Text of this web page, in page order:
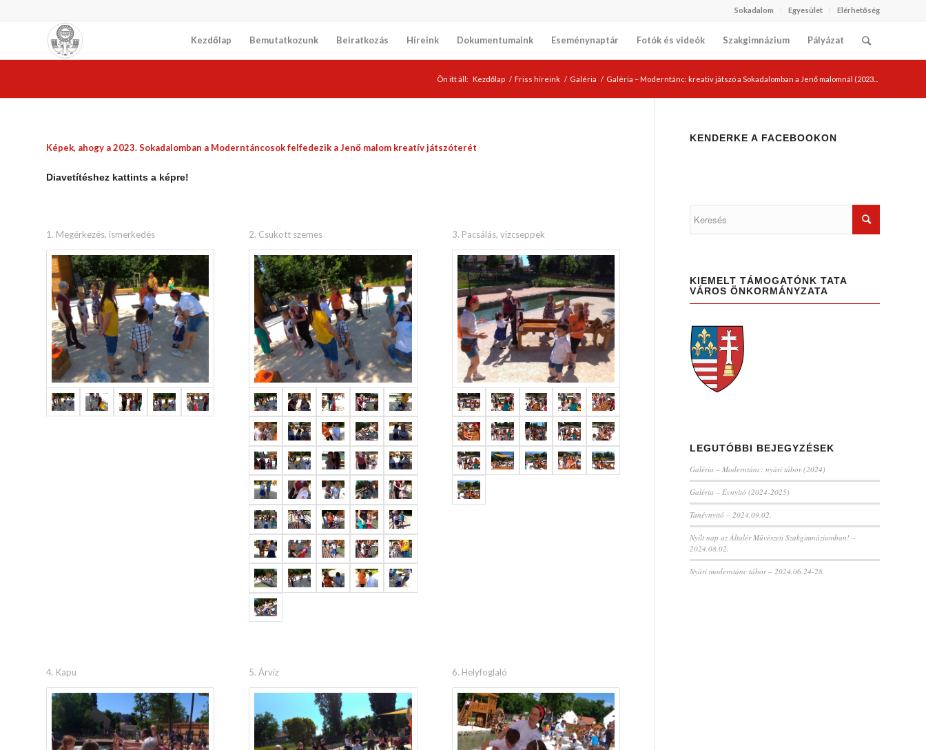
Sokadalom Egyesület Elérhetőség
Kezdőlap Bemutatkozunk Beiratkozás Híreink Dokumentumaink Eseménynaptár Fotók és videók Szakgimnázium Pályázat
Ön itt áll: Kezdőlap / Friss híreink / Galéria / Galéria – Moderntánc: kreativ játszó a Sokadalomban a Jenő malomnál (2023...
Képek, ahogy a 2023. Sokadalomban a Moderntáncosok felfedezik a Jenő malom kreatív játszóterét
Diavetítéshez kattints a képre!
1. Megérkezés, ismerkedés 2. Csukott szemes 3. Pacsálás, vízcseppek
4. Kapu 5. Árvíz 6. Helyfoglaló
KENDERKE A FACEBOOKON
KIEMELT TÁMOGATÓNK TATA
VÁROS ÖNKORMÁNYZATA
LEGUTÓBBI BEJEGYZÉSEK
Galéria – Moderntánc: nyári tábor (2024)
Galéria – Évnyitó (2024-2025)
Tanévnyitó – 2024.09.02.
Nyílt nap az Általér Művészeti Szakgimnáziumban! –
2024.08.02.
Nyári moderntánc tábor – 2024.06.24-28.